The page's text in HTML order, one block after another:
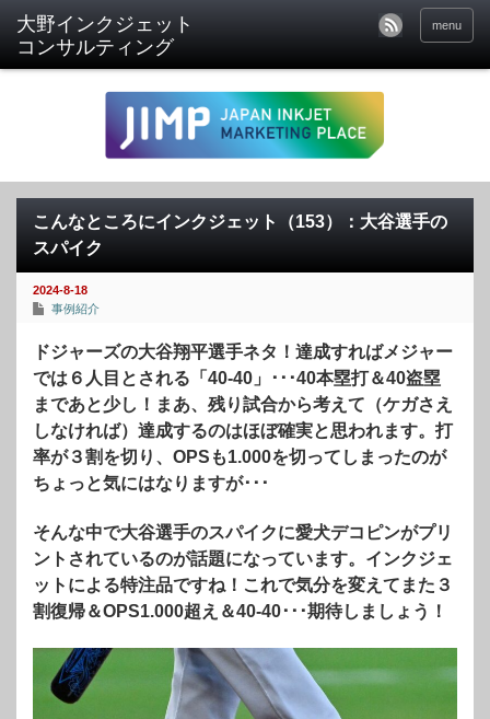
menu
こんなところにインクジェット（153）：大谷選手の
スパイク
2024-8-18
事例紹介
ドジャーズの大谷翔平選手ネタ！達成すればメジャー
では６人目とされる「40-40」･･･40本塁打＆40盗塁
まであと少し！まあ、残り試合から考えて（ケガさえ
しなければ）達成するのはほぼ確実と思われます。打
率が３割を切り、OPSも1.000を切ってしまったのが
ちょっと気にはなりますが･･･
そんな中で大谷選手のスパイクに愛犬デコピンがプリ
ントされているのが話題になっています。インクジェ
ットによる特注品ですね！これで気分を変えてまた３
割復帰＆OPS1.000超え＆40-40･･･期待しましょう！